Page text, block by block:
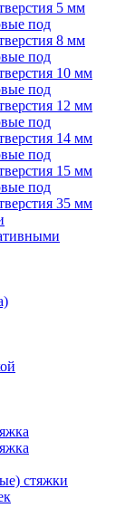
5 мм
под
8 мм
под
10 мм
под
12 мм
под
14 мм
под
15 мм
под
35 мм
стяжки